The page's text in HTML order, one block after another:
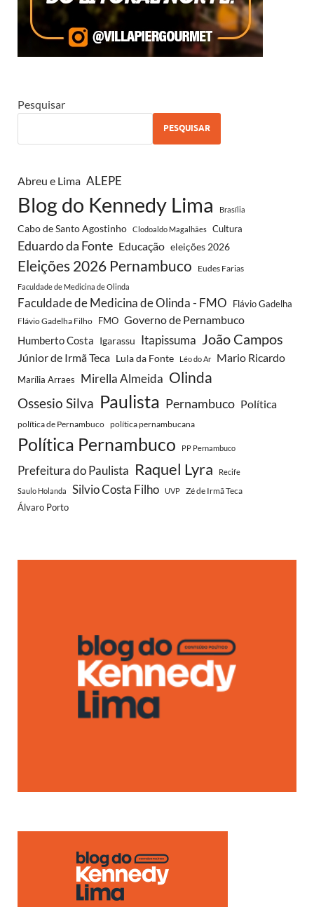
Pesquisar
PESQUISAR
Abreu e Lima ALEPE
Blog do Kennedy Lima Brasília
Cabo de Santo Agostinho Clodoaldo Magalhães Cultura
Eduardo da Fonte Educação eleições 2026
Eleições 2026 Pernambuco Eudes Farias
Faculdade de Medicina de Olinda
Faculdade de Medicina de Olinda - FMO Flávio Gadelha
Flávio Gadelha Filho FMO Governo de Pernambuco
Humberto Costa Igarassu Itapissuma João Campos
Júnior de Irmã Teca Lula da Fonte Léo do Ar Mario Ricardo
Marília Arraes Mirella Almeida Olinda
Ossesio Silva Paulista Pernambuco Política
política de Pernambuco política pernambucana
Política Pernambuco PP Pernambuco
Prefeitura do Paulista Raquel Lyra Recife
Saulo Holanda Silvio Costa Filho UVP
Zé de Irmã Teca
Álvaro Porto